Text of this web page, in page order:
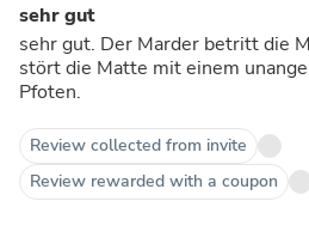
sehr gut
sehr gut. Der Marder betritt die
stört die Matte mit einem
Pfoten.
Review collected from invite
Review rewarded with a coupon